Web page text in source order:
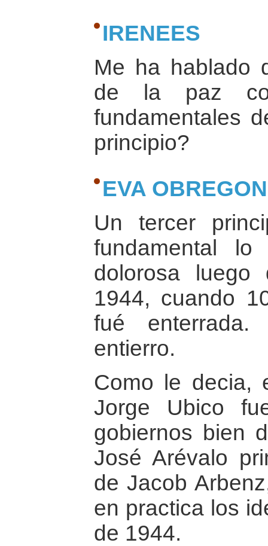
IRENEES
Me ha hablado
de la paz
fundamentales
principio?
EVA OBREGON
Un tercer
fundamental
dolorosa
1944, cuando
fué
entierro.
Como le decia,
Jorge Ubico
gobiernos bien
José Arévalo
de Jacob
en practica los
de 1944.